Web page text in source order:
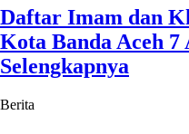
Daftar Imam dan
Kota Banda Aceh 7
Selengkapnya
Berita